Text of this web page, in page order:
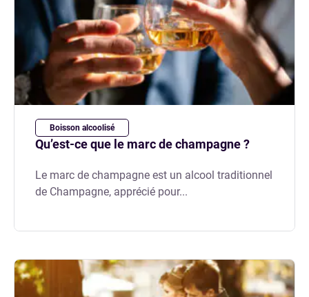
Boisson alcoolisé
Qu’est-ce que le marc de champagne ?
Le marc de champagne est un alcool traditionnel
de Champagne, apprécié pour...